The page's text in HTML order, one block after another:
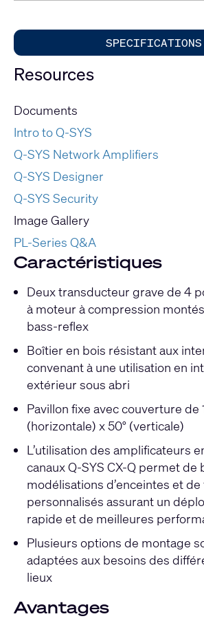
SPECIFICATIONS
Resources
Documents
Intro to Q-SYS
Q-SYS Network Amplifiers
Q-SYS Designer
Q-SYS Security
Image Gallery
PL-Series Q&A
Caractéristiques
Deux transducteur grave de 4
à moteur à compression
bass-reflex
Boîtier en bois résistant aux
convenant à une utilisation en
extérieur sous abri
Pavillon fixe avec couverture de
(horizontale) x 50° (verticale)
L’utilisation des amplificateurs
canaux Q-SYS CX-Q permet de
modélisations d’enceintes et
personnalisés assurant un
rapide et de meilleures
Plusieurs options de montage
adaptées aux besoins des
lieux
Avantages